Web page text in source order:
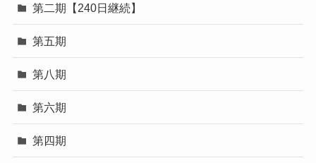
第二期【240日継続】
第五期
第八期
第六期
第四期